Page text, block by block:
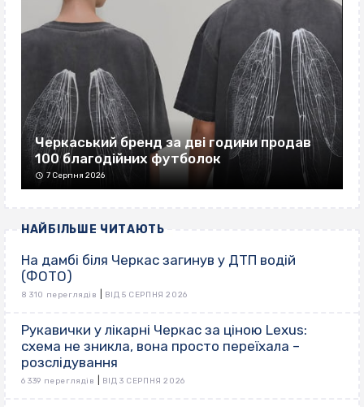
Черкаський бренд за дві години продав
100 благодійних футболок
7 Серпня 2026
НАЙБІЛЬШЕ ЧИТАЮТЬ
На дамбі біля Черкас загинув у ДТП водій
(ФОТО)
8 310 переглядів ВІД 5 СЕРПНЯ 2026
Рукавички у лікарні Черкас за ціною Lexus:
схема не зникла, вона просто переїхала –
розслідування
6 339 переглядів ВІД 3 СЕРПНЯ 2026